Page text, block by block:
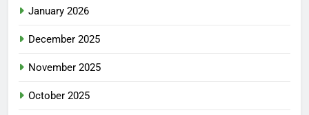
January 2026
December 2025
November 2025
October 2025